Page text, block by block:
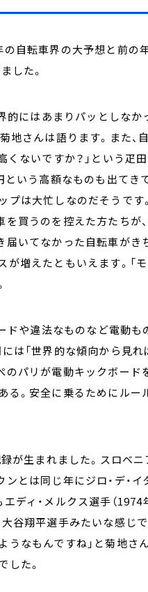
の自転車界の大予想と前の
した。
的にはあまりパッとしな
菊地さんは語ります。また
くないですか？」という疋
いう高額なものも出てき
プは大忙しなのだそうで
を買うのを控えた方たちが
届いてなかった自転車がき
が増えたともいえます。「
ドや違法なものなど電動
は「世界的な傾向から見
パリが電動キックボード
る。安全に乗るためにルー
が生まれました。スロベ
とは同じ年にジロ・デ・イ
ディ・メルクス選手（1974
谷翔平選手みたいな感じ
うなもんですね」と菊地さ
した。